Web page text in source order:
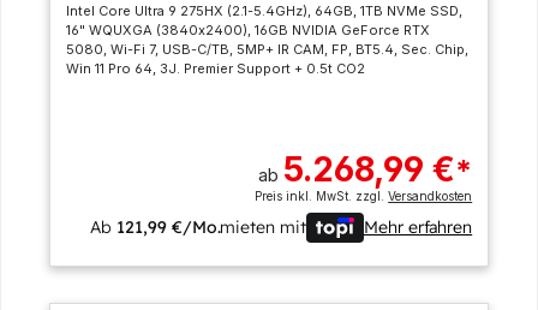
Intel Core Ultra 9 275HX (2.1-5.4GHz), 64GB, 1TB NVMe SSD,
16" WQUXGA (3840x2400), 16GB NVIDIA GeForce RTX
5080, Wi-Fi 7, USB-C/TB, 5MP+ IR CAM, FP, BT5.4, Sec. Chip,
Win 11 Pro 64, 3J. Premier Support + 0.5t CO2
ab 5.268,99 €*
Preis inkl. MwSt. zzgl.Versandkosten
Ab 121,99 €/Mo.mieten mit Mehr erfahren